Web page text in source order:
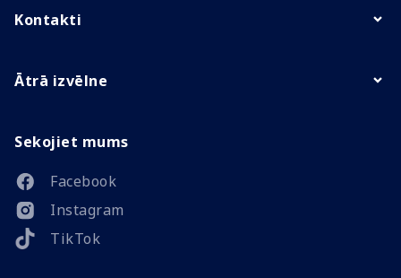
Kontakti
Ātrā izvēlne
Sekojiet mums
Facebook
Instagram
TikTok